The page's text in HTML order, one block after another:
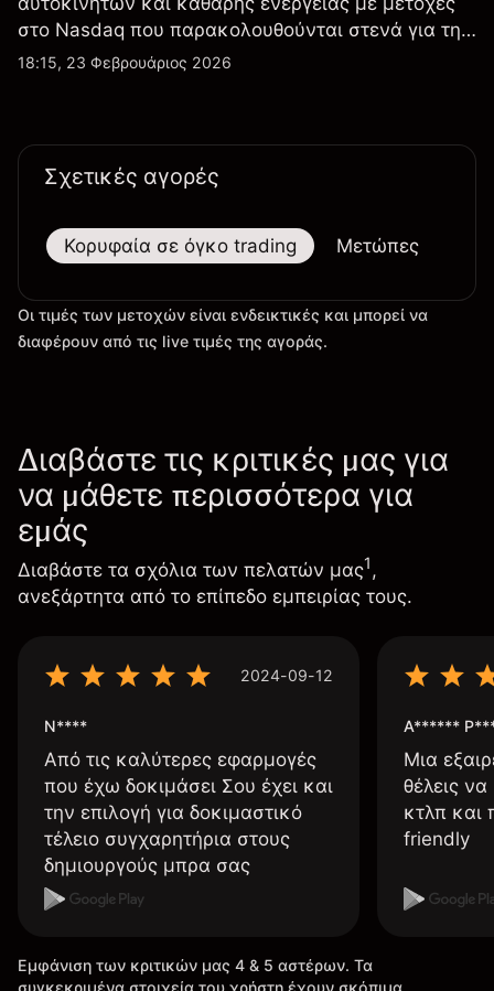
στο Nasdaq που παρακολουθούνται στενά για την
απόδοση κερδών, τα δεδομένα παραδόσεων και
18:15, 23 Φεβρουάριος 2026
Σχετικές αγορές
Κορυφαία σε όγκο trading Μετώπες
Οι τιμές των μετοχών είναι ενδεικτικές και μπορεί να
διαφέρουν από τις live τιμές της αγοράς.
Διαβάστε τις κριτικές μας για
να μάθετε περισσότερα για
εμάς
Διαβάστε τα σχόλια των πελατών μας1,
ανεξάρτητα από το επίπεδο εμπειρίας τους.
2024-09-12
N****
Από τις καλύτερες εφαρμογές
που έχω δοκιμάσει Σου έχει και
την επιλογή για δοκιμαστικό
τέλειο συγχαρητήρια στους
δημιουργούς μπρα σας
A******
Μια
θέλεις
κτλπ και
friendly
Εμφάνιση των κριτικών μας 4 & 5 αστέρων. Τα
συγκεκριμένα στοιχεία του χρήστη έχουν σκόπιμα